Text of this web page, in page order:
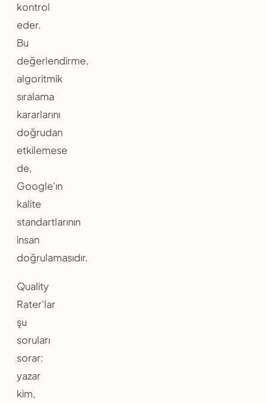
kontrol
eder.
Bu
değerlendirme,
algoritmik
sıralama
kararlarını
doğrudan
etkilemese
de,
Google'ın
kalite
standartlarının
insan
doğrulamasıdır.
Quality
Rater'lar
şu
soruları
sorar:
yazar
kim,